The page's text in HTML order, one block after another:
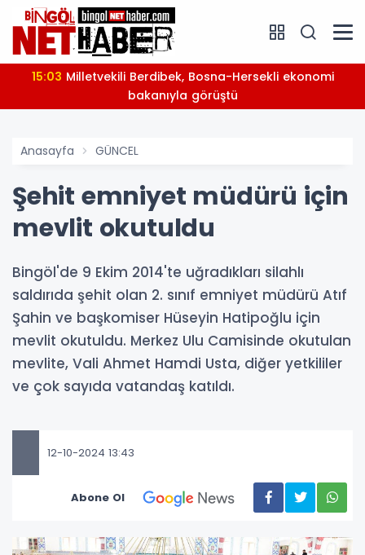
15:03
bakanıyla görüştü
Anasayfa GÜNCEL
Şehit emniyet müdürü için
mevlit okutuldu
Bingöl'de 9 Ekim 2014'te uğradıkları silahlı
saldırıda şehit olan 2. sınıf emniyet müdürü Atıf
Şahin ve başkomiser Hüseyin Hatipoğlu için
mevlit okutuldu. Merkez Ulu Camisinde okutulan
mevlite, Vali Ahmet Hamdi Usta, diğer yetkililer
ve çok sayıda vatandaş katıldı.
12-10-2024 13:43
Abone Ol